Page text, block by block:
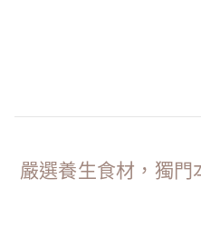
嚴選養生食材，獨